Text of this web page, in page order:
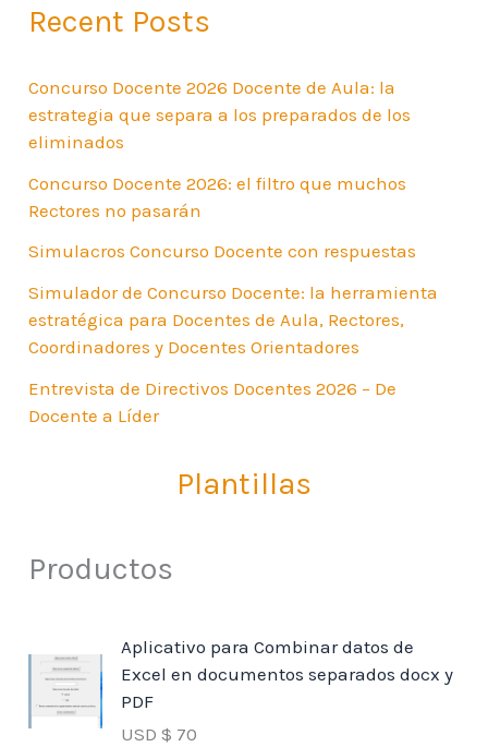
Recent Posts
Concurso Docente 2026 Docente de Aula: la
estrategia que separa a los preparados de los
eliminados
Concurso Docente 2026: el filtro que muchos
Rectores no pasarán
Simulacros Concurso Docente con respuestas
Simulador de Concurso Docente: la herramienta
estratégica para Docentes de Aula, Rectores,
Coordinadores y Docentes Orientadores
Entrevista de Directivos Docentes 2026 – De
Docente a Líder
Plantillas
Productos
Aplicativo para Combinar datos de
Excel en documentos separados docx y
PDF
USD $ 70